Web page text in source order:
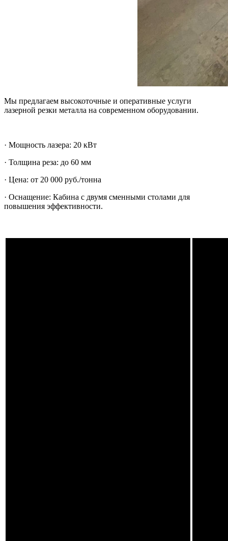
Мы предлагаем высокоточные и оперативные услуги
лазерной резки металла на современном оборудовании.
· Мощность лазера: 20 кВт
· Толщина реза: до 60 мм
· Цена: от 20 000 руб./тонна
· Оснащение: Кабина с двумя сменными столами для
повышения эффективности.